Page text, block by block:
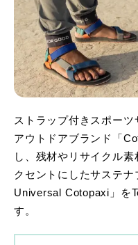
ストラップ付きスポーツ
アウトドアブランド「
し、残材やリサイクル
クセントにしたサステ
Universal Cotopaxi」を
す。